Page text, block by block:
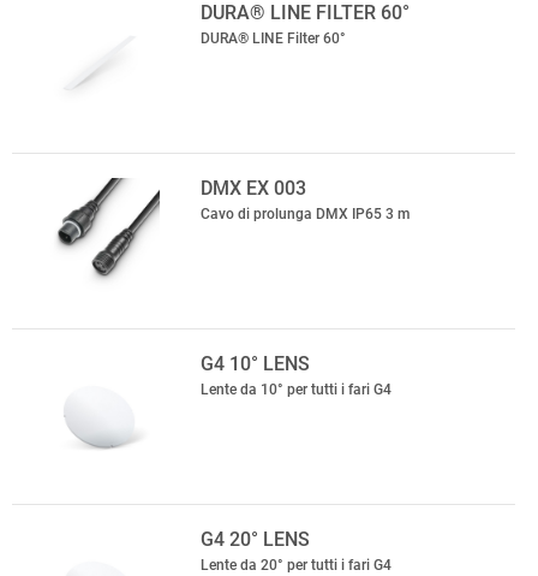
DURA® LINE FILTER 60°
DURA® LINE Filter 60°
DMX EX 003
Cavo di prolunga DMX IP65 3 m
G4 10° LENS
Lente da 10° per tutti i fari G4
G4 20° LENS
Lente da 20° per tutti i fari G4